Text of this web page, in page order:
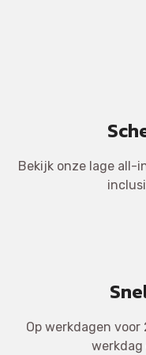
Bekijk onze lage all-
Op werkdagen
werkdag